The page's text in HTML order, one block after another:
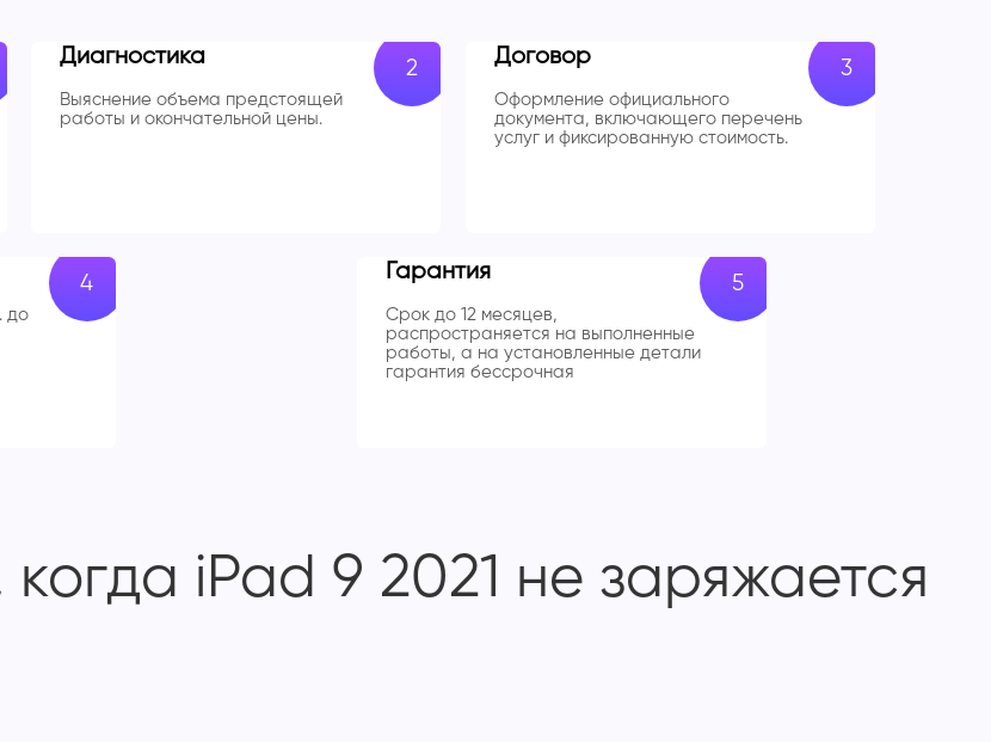
Диагностика
Выяснение объема предстоящей
работы и окончательной цены.
Договор
Оформление официального
документа, включающего перечень
услуг и фиксированную стоимость.
до
Гарантия
Срок до 12 месяцев,
распространяется на выполненные
работы, а на установленные детали
гарантия бессрочная
iPad 9 2021 не заряжается